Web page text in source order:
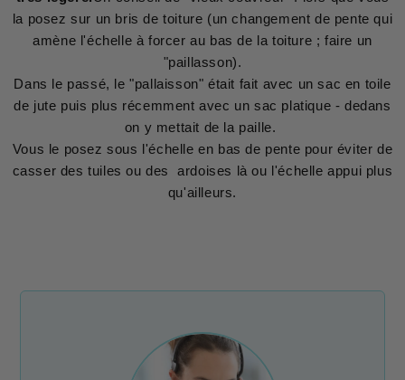
la posez sur un bris de toiture (un changement de pente qui
amène l'échelle à forcer au bas de la toiture ; faire un
"paillasson).
Dans le passé, le "pallaisson" était fait avec un sac en toile
de jute puis plus récemment avec un sac platique - dedans
on y mettait de la paille.
Vous le posez sous l'échelle en bas de pente pour éviter de
casser des tuiles ou des ardoises là ou l'échelle appui plus
qu'ailleurs.